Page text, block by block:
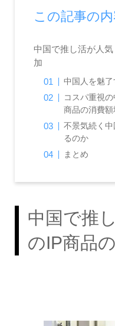
この記事の
中国で推し活が人
加
中国人を魅
コスパ重視
商品の消費額
不景気続く
るのか
まとめ
中国で推
のIP商品
著